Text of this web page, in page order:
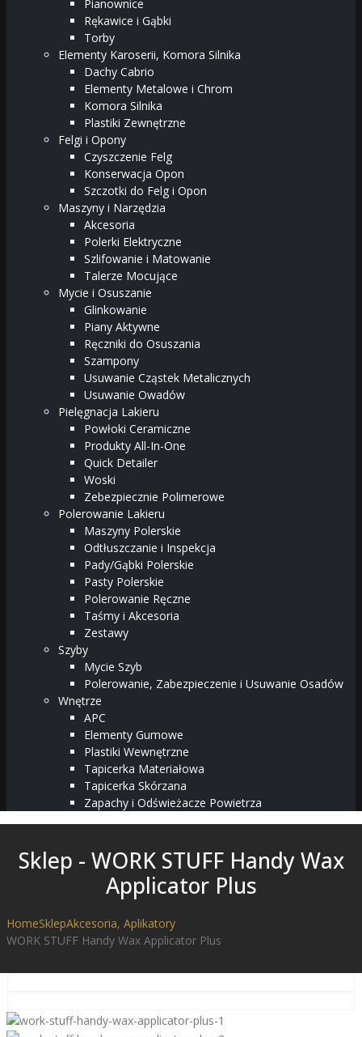
Pianownice
Rękawice i Gąbki
Torby
Elementy Karoserii, Komora Silnika
Dachy Cabrio
Elementy Metalowe i Chrom
Komora Silnika
Plastiki Zewnętrzne
Felgi i Opony
Czyszczenie Felg
Konserwacja Opon
Szczotki do Felg i Opon
Maszyny i Narzędzia
Akcesoria
Polerki Elektryczne
Szlifowanie i Matowanie
Talerze Mocujące
Mycie i Osuszanie
Glinkowanie
Piany Aktywne
Ręczniki do Osuszania
Szampony
Usuwanie Cząstek Metalicznych
Usuwanie Owadów
Pielęgnacja Lakieru
Powłoki Ceramiczne
Produkty All-In-One
Quick Detailer
Woski
Zebezpiecznie Polimerowe
Polerowanie Lakieru
Maszyny Polerskie
Odtłuszczanie i Inspekcja
Pady/Gąbki Polerskie
Pasty Polerskie
Polerowanie Ręczne
Taśmy i Akcesoria
Zestawy
Szyby
Mycie Szyb
Polerowanie, Zabezpieczenie i Usuwanie Osadów
Wnętrze
APC
Elementy Gumowe
Plastiki Wewnętrzne
Tapicerka Materiałowa
Tapicerka Skórzana
Zapachy i Odświeżacze Powietrza
Sklep - WORK STUFF Handy Wax
Applicator Plus
HomeSklepAkcesoria, Aplikatory
WORK STUFF Handy Wax Applicator Plus